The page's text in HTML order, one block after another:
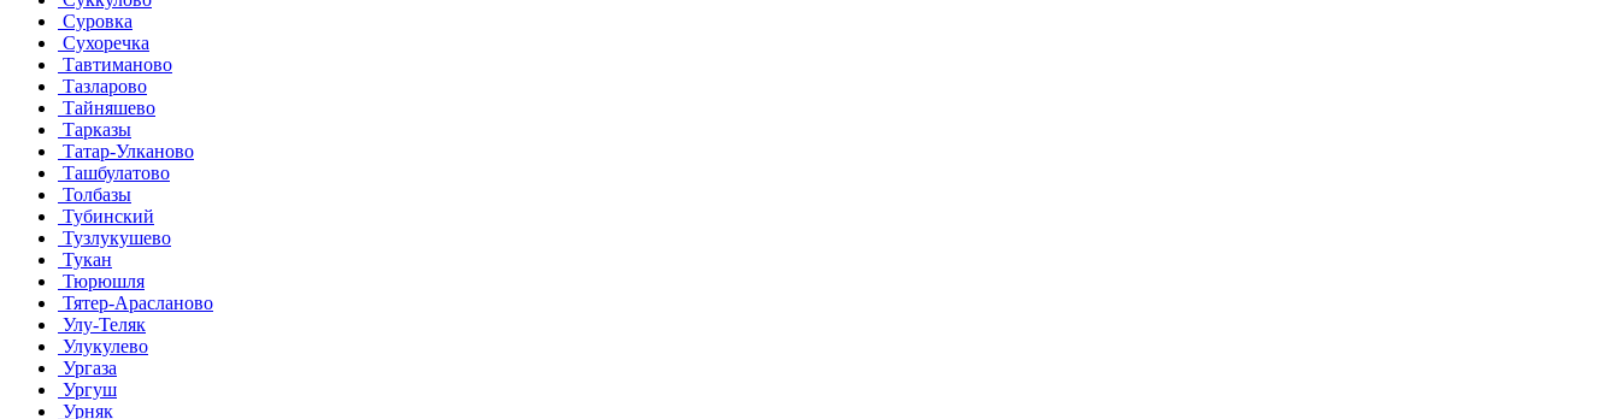
Суровка
Сухоречка
Тавтиманово
Тазларово
Тайняшево
Тарказы
Татар-Улканово
Ташбулатово
Толбазы
Тубинский
Тузлукушево
Тукан
Тюрюшля
Тятер-Арасланово
Улу-Теляк
Улукулево
Ургаза
Ургуш
Урняк